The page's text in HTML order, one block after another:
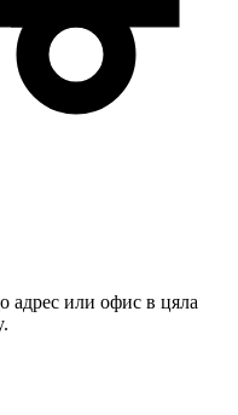
адрес или офис в цяла